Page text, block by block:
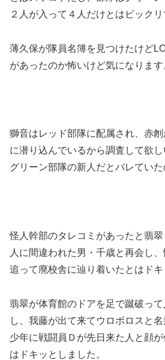
２人が入って４人だけとはビックリ
薄久保が隊員名簿を見つけたけど
があったのか怖いけど気になります
獅音はレッド部隊に配属され、赤
に潜り込んでいるから調査して欲
グリーン部隊の新人だとバレていた
怪人幹部のタレコミがあったと翡
人に間違われた男・千歳と再会し
追って廃校舎に辿り着いたとはドキ
翡翠が体育館のドアを足で蹴破っ
し、我藤が出て来てウロボロスと
少年に戦闘員Ｄが先日来た人と顔
はドキッとしました。